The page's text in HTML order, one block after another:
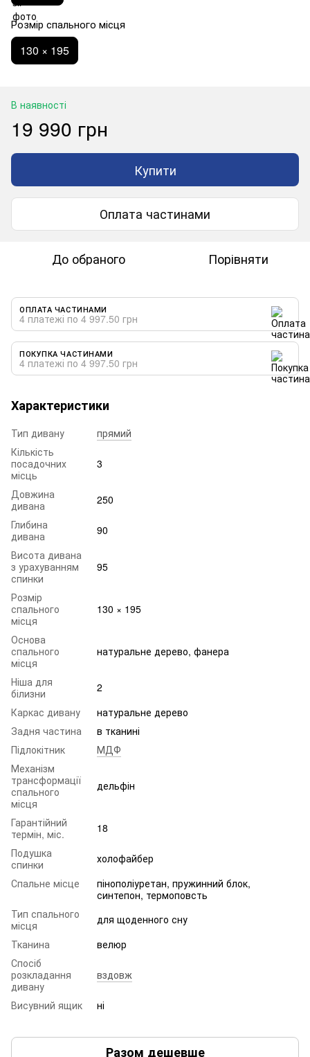
Розмір спального місця
130 × 195
В наявності
19 990 грн
Купити
Оплата частинами
До обраного Порівняти
ОПЛАТА ЧАСТИНАМИ
4 платежі по 4 997.50 грн
ПОКУПКА ЧАСТИНАМИ
4 платежі по 4 997.50 грн
Характеристики
Тип дивану
прямий
Кількість
посадочних
місць
3
Довжина
дивана
250
Глибина
дивана
90
Висота дивана
з урахуванням
спинки
95
Розмір
спального
місця
130 × 195
Основа
спального
місця
натуральне дерево, фанера
Ніша для
білизни
2
Каркас дивану
натуральне дерево
Задня частина
в тканині
Підлокітник
МДФ
Механізм
трансформації
спального
місця
дельфін
Гарантійний
термін, міс.
18
Подушка
спинки
холофайбер
Спальне місце
пінополіуретан, пружинний блок,
синтепон, термоповсть
Тип спального
місця
для щоденного сну
Тканина
велюр
Спосіб
розкладання
дивану
вздовж
Висувний ящик ні
Разом дешевше